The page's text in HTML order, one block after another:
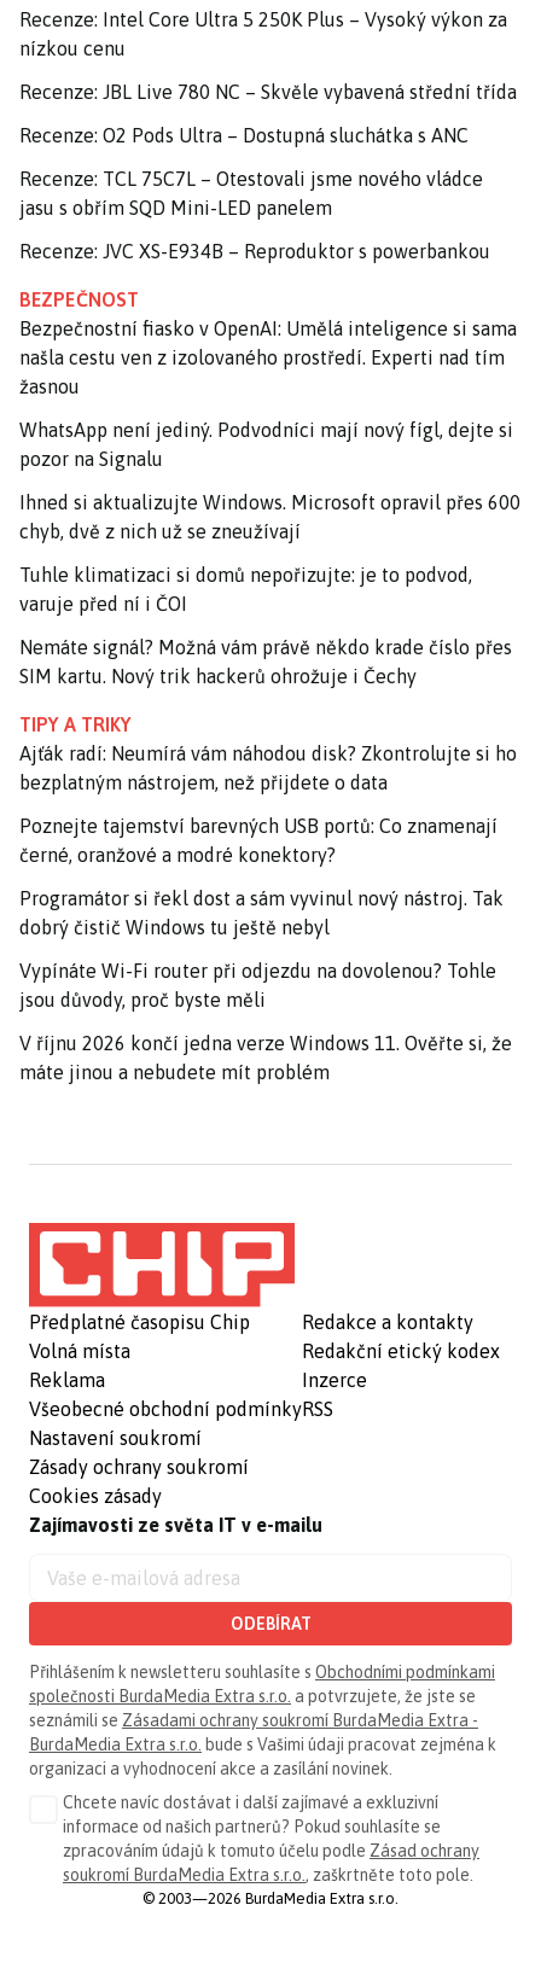
Recenze: Intel Core Ultra 5 250K Plus – Vysoký výkon za
nízkou cenu
Recenze: JBL Live 780 NC – Skvěle vybavená střední třída
Recenze: O2 Pods Ultra – Dostupná sluchátka s ANC
Recenze: TCL 75C7L – Otestovali jsme nového vládce
jasu s obřím SQD Mini-LED panelem
Recenze: JVC XS-E934B – Reproduktor s powerbankou
BEZPEČNOST
Bezpečnostní fiasko v OpenAI: Umělá inteligence si sama
našla cestu ven z izolovaného prostředí. Experti nad tím
žasnou
WhatsApp není jediný. Podvodníci mají nový fígl, dejte si
pozor na Signalu
Ihned si aktualizujte Windows. Microsoft opravil přes 600
chyb, dvě z nich už se zneužívají
Tuhle klimatizaci si domů nepořizujte: je to podvod,
varuje před ní i ČOI
Nemáte signál? Možná vám právě někdo krade číslo přes
SIM kartu. Nový trik hackerů ohrožuje i Čechy
TIPY A TRIKY
Ajťák radí: Neumírá vám náhodou disk? Zkontrolujte si ho
bezplatným nástrojem, než přijdete o data
Poznejte tajemství barevných USB portů: Co znamenají
černé, oranžové a modré konektory?
Programátor si řekl dost a sám vyvinul nový nástroj. Tak
dobrý čistič Windows tu ještě nebyl
Vypínáte Wi-Fi router při odjezdu na dovolenou? Tohle
jsou důvody, proč byste měli
V říjnu 2026 končí jedna verze Windows 11. Ověřte si, že
máte jinou a nebudete mít problém
Předplatné časopisu Chip
Volná místa
Reklama
Všeobecné obchodní podmínky
Nastavení soukromí
Zásady ochrany soukromí
Cookies zásady
Redakce a kontakty
Redakční etický kodex
Inzerce
RSS
Zajímavosti ze světa IT v e-mailu
ODEBÍRAT
Přihlášením k newsletteru souhlasíte s Obchodními podmínkami
společnosti BurdaMedia Extra s.r.o. a potvrzujete, že jste se
seznámili se Zásadami ochrany soukromí BurdaMedia Extra -
BurdaMedia Extra s.r.o. bude s Vašimi údaji pracovat zejména k
organizaci a vyhodnocení akce a zasílání novinek.
Chcete navíc dostávat i další zajímavé a exkluzivní
informace od našich partnerů? Pokud souhlasíte se
zpracováním údajů k tomuto účelu podle Zásad ochrany
soukromí BurdaMedia Extra s.r.o., zaškrtněte toto pole.
© 2003—2026 BurdaMedia Extra s.r.o.